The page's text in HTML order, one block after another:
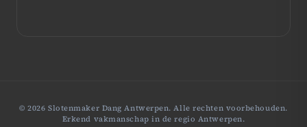
© 2026 Slotenmaker Dang Antwerpen. Alle rechten voorbehouden.
Erkend vakmanschap in de regio Antwerpen.